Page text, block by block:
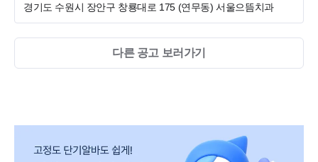
경기도 수원시 장안구 창룡대로 175 (연무동) 서울으뜸치과
다른 공고 보러가기